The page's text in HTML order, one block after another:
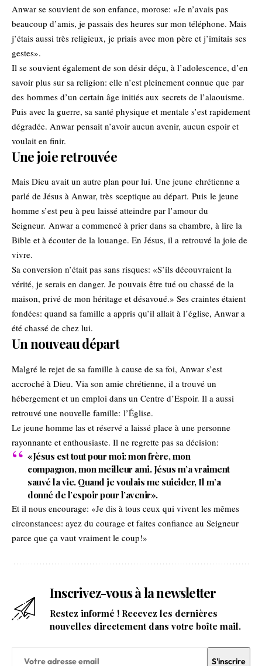
Anwar se souvient de son enfance, morose: «Je n’avais pas
beaucoup d’amis, je passais des heures sur mon téléphone. Mais
j’étais aussi très religieux, je priais avec mon père et j’imitais ses
gestes».
Il se souvient également de son désir déçu, à l’adolescence, d’en
savoir plus sur sa religion: elle n’est pleinement connue que par
des hommes d’un certain âge initiés aux secrets de l’alaouisme.
Puis avec la guerre, sa santé physique et mentale s’est rapidement
dégradée. Anwar pensait n’avoir aucun avenir, aucun espoir et
voulait en finir.
Une joie retrouvée
Mais Dieu avait un autre plan pour lui. Une jeune chrétienne a
parlé de Jésus à Anwar, très sceptique au départ. Puis le jeune
homme s’est peu à peu laissé atteindre par l’amour du
Seigneur. Anwar a commencé à prier dans sa chambre, à lire la
Bible et à écouter de la louange. En Jésus, il a retrouvé la joie de
vivre.
Sa conversion n’était pas sans risques: «S’ils découvraient la
vérité, je serais en danger. Je pouvais être tué ou chassé de la
maison, privé de mon héritage et désavoué.» Ses craintes étaient
fondées: quand sa famille a appris qu’il allait à l’église, Anwar a
été chassé de chez lui.
Un nouveau départ
Malgré le rejet de sa famille à cause de sa foi, Anwar s’est
accroché à Dieu. Via son amie chrétienne, il a trouvé un
hébergement et un emploi dans un Centre d’Espoir. Il a aussi
retrouvé une nouvelle famille: l’Église.
Le jeune homme las et réservé a laissé place à une personne
rayonnante et enthousiaste. Il ne regrette pas sa décision:
«Jésus est tout pour moi: mon frère, mon
compagnon, mon meilleur ami. Jésus m’a vraiment
sauvé la vie. Quand je voulais me suicider, Il m’a
donné de l’espoir pour l’avenir».
Et il nous encourage: «Je dis à tous ceux qui vivent les mêmes
circonstances: ayez du courage et faites confiance au Seigneur
parce que ça vaut vraiment le coup!»
Inscrivez-vous à la newsletter
Restez informé ! Recevez les dernières
nouvelles directement dans votre boîte mail.